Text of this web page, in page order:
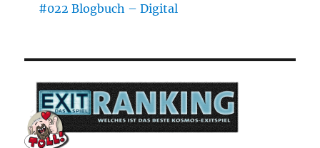
#022 Blogbuch – Digital